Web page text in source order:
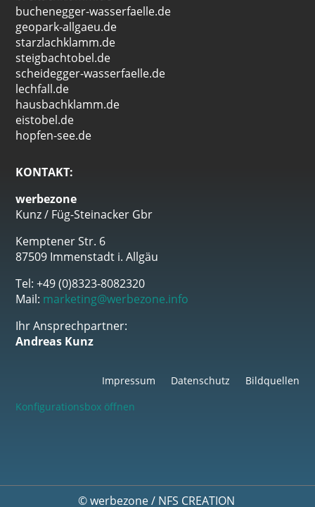
buchenegger-wasserfaelle.de
geopark-allgaeu.de
starzlachklamm.de
steigbachtobel.de
scheidegger-wasserfaelle.de
lechfall.de
hausbachklamm.de
eistobel.de
hopfen-see.de
KONTAKT:
werbezone
Kunz / Füg-Steinacker Gbr
Kemptener Str. 6
87509 Immenstadt i. Allgäu
Tel: +49 (0)8323-8082320
Mail: marketing@werbezone.info
Ihr Ansprechpartner:
Andreas Kunz
Impressum Datenschutz
Bildquellen
Konfigurationsbox öffnen
©werbezone/ NFS CREATION